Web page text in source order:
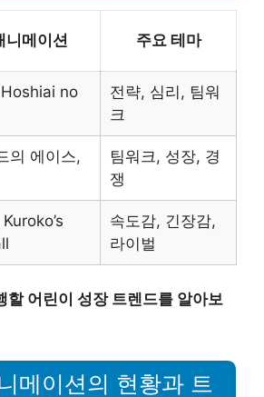
니메이션 주요 테마
no
전략, 심리, 팀워
크
의 에이스,
팀워크, 성장, 경
쟁
속도감, 긴장감,
라이벌
어린이 성장 트렌드를 알아보
메이션의 현황과 트